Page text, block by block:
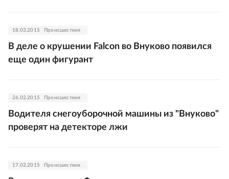
18.03.2015 Происшествия
В деле о крушении Falcon во Внуково появился
еще один фигурант
26.02.2015 Происшествия
Водителя снегоуборочной машины из "Внуково"
проверят на детекторе лжи
17.02.2015 Происшествия